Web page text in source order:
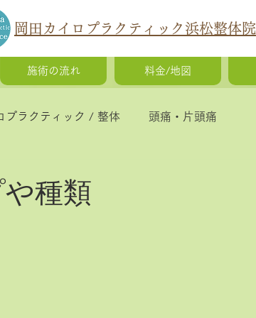
岡田カイロプラクティック浜松整体院
施術の流れ 料金/地図
プラクティック / 整体 頭痛・片頭痛
・側弯症・姿勢の歪み
種類